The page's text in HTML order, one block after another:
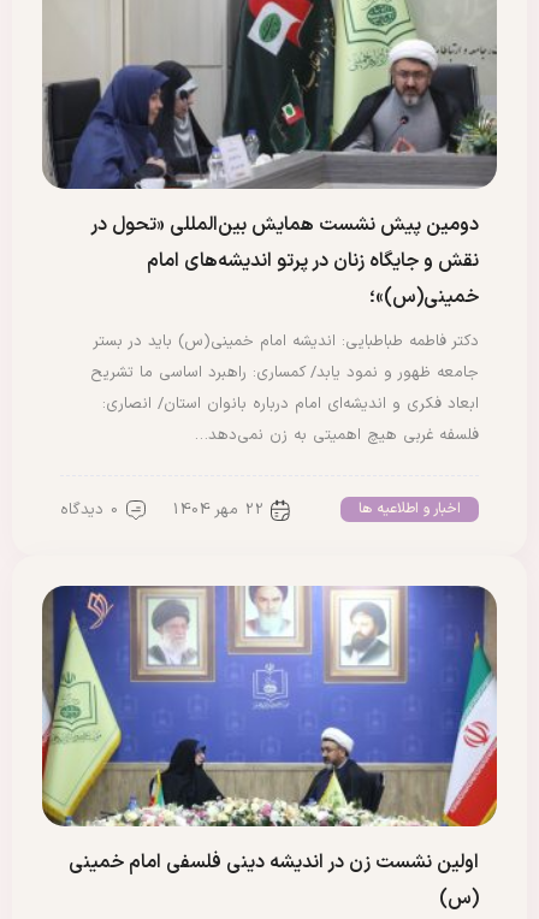
دومین پیش نشست همایش بین‌المللی «تحول در
نقش و جایگاه زنان در پرتو اندیشه‌های امام
خمینی(س)»؛
دکتر فاطمه طباطبایی: اندیشه امام خمینی(س) باید در بستر
جامعه ظهور و نمود یابد/ کمساری: راهبرد اساسی ما تشریح
ابعاد فکری و اندیشه‌ای امام درباره بانوان استان/ انصاری:
فلسفه غربی هیچ اهمیتی به زن نمی‌دهد…
اخبار و اطلاعیه ها 22 مهر 1404 0 دیدگاه
اولین نشست زن در اندیشه دینی فلسفی امام خمینی
(س)